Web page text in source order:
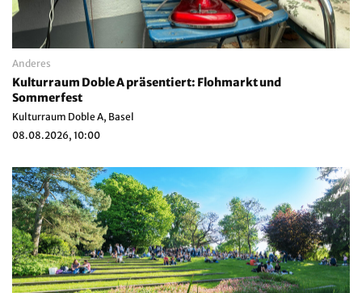
Anderes
Kulturraum Doble A präsentiert: Flohmarkt und
Sommerfest
Kulturraum Doble A, Basel
08.08.2026, 10:00